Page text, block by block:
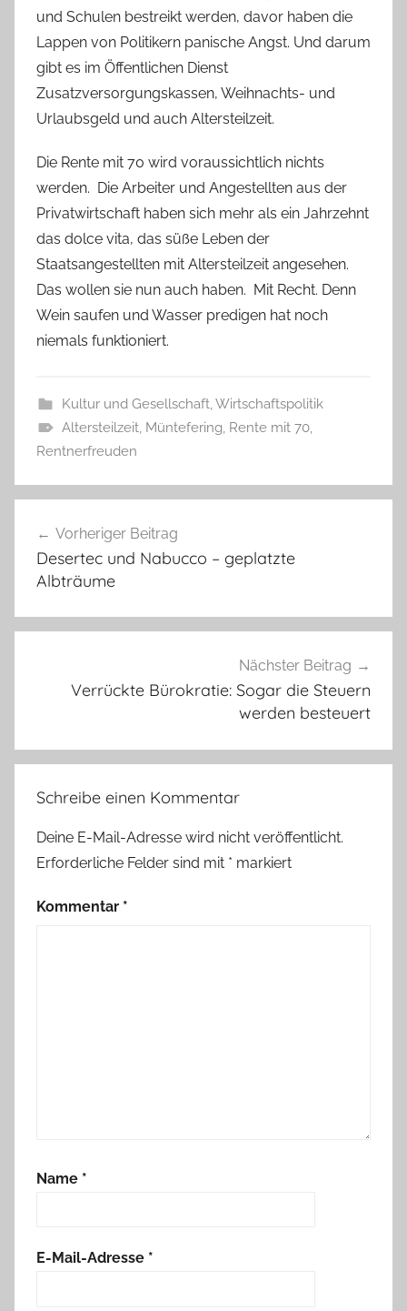
und Schulen bestreikt werden, davor haben die
Lappen von Politikern panische Angst. Und darum
gibt es im Öffentlichen Dienst
Zusatzversorgungskassen, Weihnachts- und
Urlaubsgeld und auch Altersteilzeit.
Die Rente mit 70 wird voraussichtlich nichts
werden. Die Arbeiter und Angestellten aus der
Privatwirtschaft haben sich mehr als ein Jahrzehnt
das dolce vita, das süße Leben der
Staatsangestellten mit Altersteilzeit angesehen.
Das wollen sie nun auch haben. Mit Recht. Denn
Wein saufen und Wasser predigen hat noch
niemals funktioniert.
Kultur und Gesellschaft,Wirtschaftspolitik
Altersteilzeit, Müntefering, Rente mit 70,
Rentnerfreuden
Vorheriger Beitrag
Desertec und Nabucco – geplatzte
Albträume
Nächster Beitrag
Verrückte Bürokratie: Sogar die Steuern
werden besteuert
Schreibe einen Kommentar
Deine E-Mail-Adresse wird nicht veröffentlicht.
Erforderliche Felder sind mit * markiert
Kommentar *
Name *
E-Mail-Adresse *